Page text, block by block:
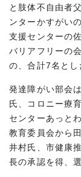
と肢体不自由者
ンターかすがい
支援センターの
バリアフリーの
の、合計7名とし
発達障がい部会
氏、コロニー療
センターあっと
教育委員会から
井村氏、市健康
長の承認を得、